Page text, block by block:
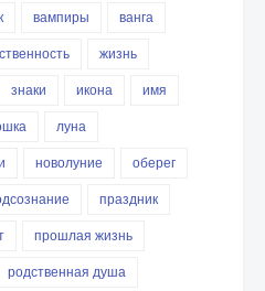
вампиры
ванга
жизнь
знаки икона
имя
луна
новолуние
оберег
праздник
прошлая жизнь
родственная душа